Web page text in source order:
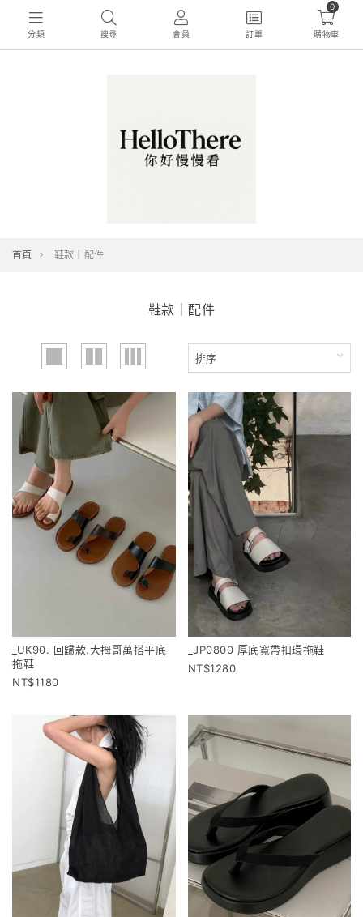
分類 搜尋 會員 訂單
0
購物車
首頁 鞋款｜配件
鞋款｜配件
_UK90. 回歸款.大拇哥萬搭平底
拖鞋
1180
_JP0800 厚底寬帶扣環拖鞋
1280